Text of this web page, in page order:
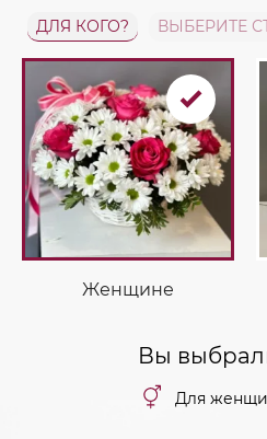
ДЛЯ КОГО? ВЫБЕРИТЕ
Женщине
Вы
Для